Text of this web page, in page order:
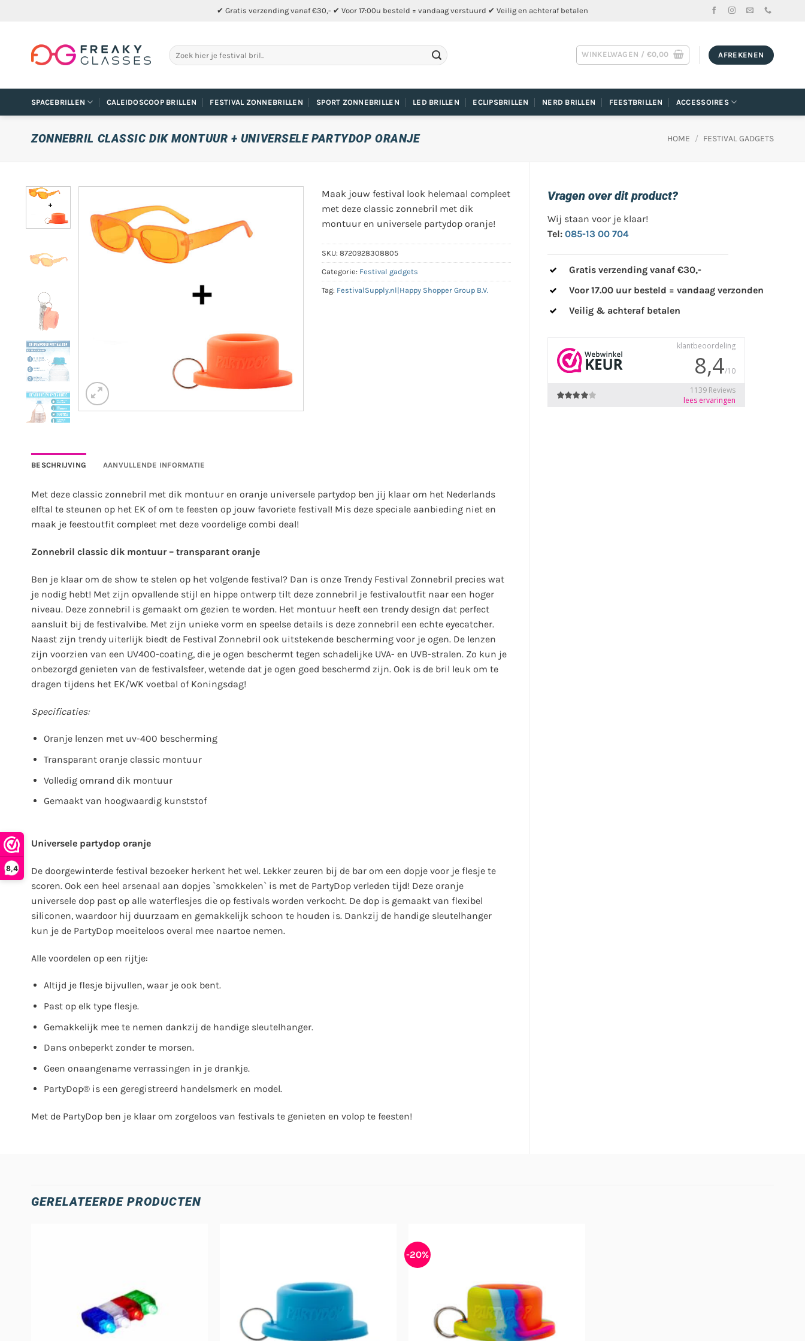
8,4
✔ Gratis verzending vanaf €30,- ✔ Voor 17:00u besteld = vandaag verstuurd ✔ Veilig en achteraf betalen
Zoeken
naar:
WINKELWAGEN / €0,00 AFREKENEN
SPACEBRILLEN CALEIDOSCOOP BRILLEN FESTIVAL ZONNEBRILLEN SPORT ZONNEBRILLEN LED BRILLEN ECLIPSBRILLEN NERD BRILLEN FEESTBRILLEN ACCESSOIRES
ZONNEBRIL CLASSIC DIK MONTUUR + UNIVERSELE PARTYDOP ORANJE HOME / FESTIVAL GADGETS
Maak jouw festival look helemaal compleet
met deze classic zonnebril met dik
montuur en universele partydop oranje!
SKU: 8720928308805
Categorie: Festival gadgets
Tag: FestivalSupply.nl|Happy Shopper Group B.V.
BESCHRIJVING AANVULLENDE INFORMATIE
Met deze classic zonnebril met dik montuur en oranje universele partydop ben jij klaar om het Nederlands
elftal te steunen op het EK of om te feesten op jouw favoriete festival! Mis deze speciale aanbieding niet en
maak je feestoutfit compleet met deze voordelige combi deal!
Zonnebril classic dik montuur – transparant oranje
Ben je klaar om de show te stelen op het volgende festival? Dan is onze Trendy Festival Zonnebril precies wat
je nodig hebt! Met zijn opvallende stijl en hippe ontwerp tilt deze zonnebril je festivaloutfit naar een hoger
niveau. Deze zonnebril is gemaakt om gezien te worden. Het montuur heeft een trendy design dat perfect
aansluit bij de festivalvibe. Met zijn unieke vorm en speelse details is deze zonnebril een echte eyecatcher.
Naast zijn trendy uiterlijk biedt de Festival Zonnebril ook uitstekende bescherming voor je ogen. De lenzen
zijn voorzien van een UV400-coating, die je ogen beschermt tegen schadelijke UVA- en UVB-stralen. Zo kun je
onbezorgd genieten van de festivalsfeer, wetende dat je ogen goed beschermd zijn. Ook is de bril leuk om te
dragen tijdens het EK/WK voetbal of Koningsdag!
Specificaties:
Oranje lenzen met uv-400 bescherming
Transparant oranje classic montuur
Volledig omrand dik montuur
Gemaakt van hoogwaardig kunststof
Universele partydop oranje
De doorgewinterde festival bezoeker herkent het wel. Lekker zeuren bij de bar om een dopje voor je flesje te
scoren. Ook een heel arsenaal aan dopjes `smokkelen` is met de PartyDop verleden tijd! Deze oranje
universele dop past op alle waterflesjes die op festivals worden verkocht. De dop is gemaakt van flexibel
siliconen, waardoor hij duurzaam en gemakkelijk schoon te houden is. Dankzij de handige sleutelhanger
kun je de PartyDop moeiteloos overal mee naartoe nemen.
Alle voordelen op een rijtje:
Altijd je flesje bijvullen, waar je ook bent.
Past op elk type flesje.
Gemakkelijk mee te nemen dankzij de handige sleutelhanger.
Dans onbeperkt zonder te morsen.
Geen onaangename verrassingen in je drankje.
PartyDop® is een geregistreerd handelsmerk en model.
Met de PartyDop ben je klaar om zorgeloos van festivals te genieten en volop te feesten!
Vragen over dit product?
Wij staan voor je klaar!
Tel: 085-13 00 704
Gratis verzending vanaf €30,-
Voor 17.00 uur besteld = vandaag verzonden
Veilig & achteraf betalen
GERELATEERDE PRODUCTEN
-20%